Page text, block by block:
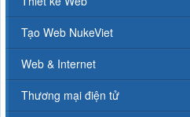
Tạo Web NukeViet
Web & Internet
Thương mại điện tử